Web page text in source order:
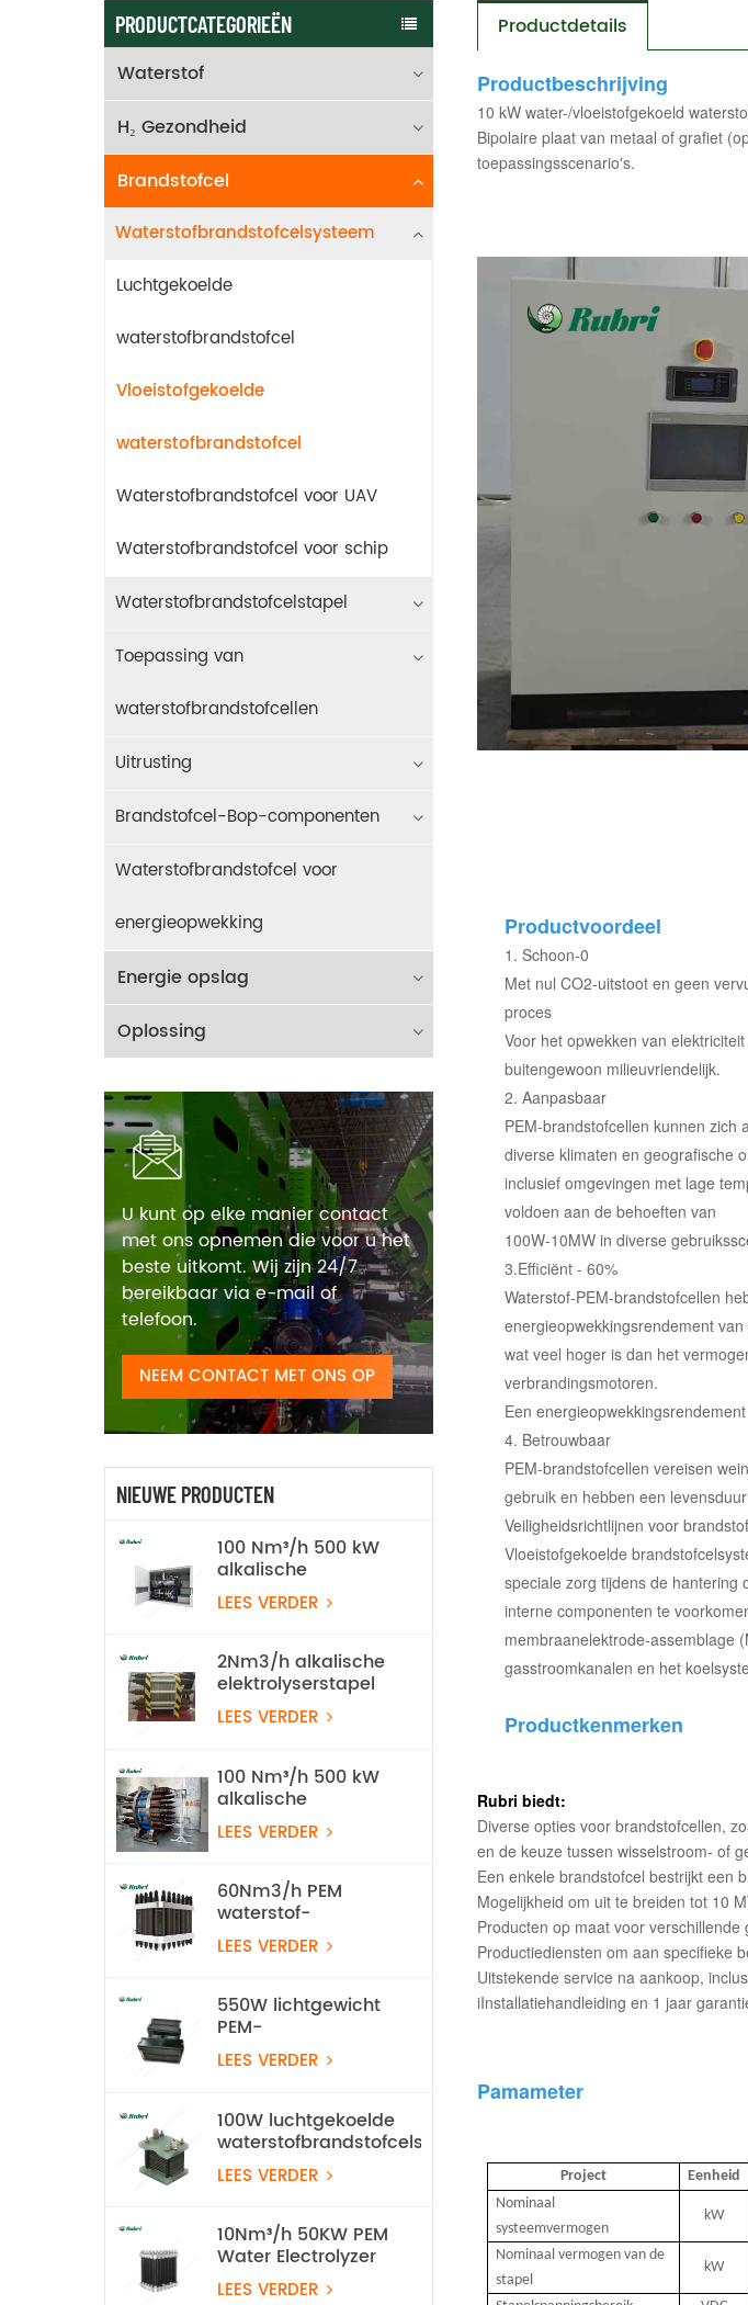
PRODUCTCATEGORIEËN
Waterstof
H₂ Gezondheid
Brandstofcel
Waterstofbrandstofcelsysteem
Luchtgekoelde
waterstofbrandstofcel
Vloeistofgekoelde
waterstofbrandstofcel
Waterstofbrandstofcel voor UAV
Waterstofbrandstofcel voor schip
Waterstofbrandstofcelstapel
Toepassing van
waterstofbrandstofcellen
Uitrusting
Brandstofcel-Bop-componenten
Waterstofbrandstofcel voor
energieopwekking
Energie opslag
Oplossing
U kunt op elke manier contact
met ons opnemen die voor u het
beste uitkomt. Wij zijn 24/7
bereikbaar via e-mail of
telefoon.
NEEM CONTACT MET ONS OP
NIEUWE PRODUCTEN
100 Nm³/h 500 kW
alkalische
waterelektrolyse
waterstofproductieapparatuur
LEES VERDER
2Nm3/h alkalische
elektrolyserstapel
LEES VERDER
100 Nm³/h 500 kW
alkalische
waterstof-
waterelektrolyse-
apparatuur
LEES VERDER
60Nm3/h PEM
waterstof-
elektrolyzerstapel
LEES VERDER
550W lichtgewicht
PEM-
waterstofbrandstofcel
voor UAV
LEES VERDER
100W luchtgekoelde
waterstofbrandstofcelstapel
LEES VERDER
10Nm³/h 50KW PEM
Water Electrolyzer
Waterstofproductieapparatuur
LEES VERDER
Productdetails
Productbeschrijving
10 kW water-/vloeistofgekoeld
Bipolaire plaat van metaal of grafiet
toepassingsscenario's.
Productvoordeel
1. Schoon-0
Met nul CO2-uitstoot en geen
proces
Voor het opwekken van
buitengewoon milieuvriendelijk.
2. Aanpasbaar
PEM-brandstofcellen kunnen zich
diverse klimaten en geografische
inclusief omgevingen met lage
voldoen aan de behoeften van
100W-10MW in diverse
3.Efficiënt - 60%
Waterstof-PEM-brandstofcellen
energieopwekkingsrendement
wat veel hoger is dan het
verbrandingsmotoren.
Een
4. Betrouwbaar
PEM-brandstofcellen vereisen
gebruik en hebben een
Veiligheidsrichtlijnen voor
Vloeistofgekoelde
speciale zorg tijdens de hantering
interne componenten te
membraanelektrode-assemblage
gasstroomkanalen en het
Productkenmerken
Rubri biedt:
Diverse opties voor brandstofcellen,
en de keuze tussen wisselstroom- of
Een enkele brandstofcel bestrijkt een
Mogelijkheid om uit te breiden tot 10
Producten op maat voor
Productiediensten om aan specifieke
Uitstekende service na aankoop,
iInstallatiehandleiding en 1 jaar
Pamameter
Project Eenheid
Nominaal
systeemvermogen
kW
Nominaal vermogen van de
stapel
kW